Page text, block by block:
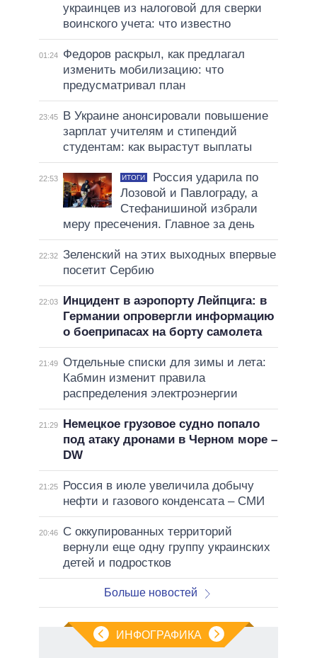
украинцев из налоговой для сверки
воинского учета: что известно
01:24
Федоров раскрыл, как предлагал
изменить мобилизацию: что
предусматривал план
23:45
В Украине анонсировали повышение
зарплат учителям и стипендий
студентам: как вырастут выплаты
22:53 ИТОГИ
Россия ударила по
Лозовой и Павлограду, а
Стефанишиной избрали
меру пресечения. Главное за день
22:32 Зеленский на этих выходных впервые
посетит Сербию
22:03
Инцидент в аэропорту Лейпцига: в
Германии опровергли информацию
о боеприпасах на борту самолета
21:49 Отдельные списки для зимы и лета:
Кабмин изменит правила
распределения электроэнергии
21:29
Немецкое грузовое судно попало
под атаку дронами в Черном море –
DW
21:25
Россия в июле увеличила добычу
нефти и газового конденсата – СМИ
20:46
С оккупированных территорий
вернули еще одну группу украинских
детей и подростков
Больше новостей
ИНФОГРАФИКА